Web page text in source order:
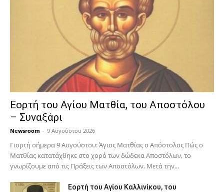
Εορτή του Αγίου Ματθία, του Αποστόλου
– Συναξάρι
Newsroom - 9 Αυγούστου 2026
Γιορτή σήμερα 9 Αυγούστου: Άγιος Ματθίας ο Απόστολος Πώς ο
Ματθίας κατατάχθηκε στο χορό των δώδεκα Αποστόλων, το
γνωρίζουμε από τις Πράξεις των Αποστόλων. Μετά την...
Εορτή του Αγίου Καλλινίκου, του